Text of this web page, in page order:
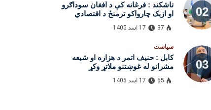
تاشکند : فرغانه کې د افغان سوداګرو
او ازبک چارواکو ترمنځ د اقتصادي
37 17 اسد 1405
سیاست
کابل : حنیف اتمر د هزاره او شیعه
مشرانو له غوښتنو ملاتړ وکړ
65 17 اسد 1405